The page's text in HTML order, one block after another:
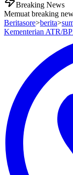
Breaking News
Memuat breaking
Beritasore>berita>
Kementerian ATR/